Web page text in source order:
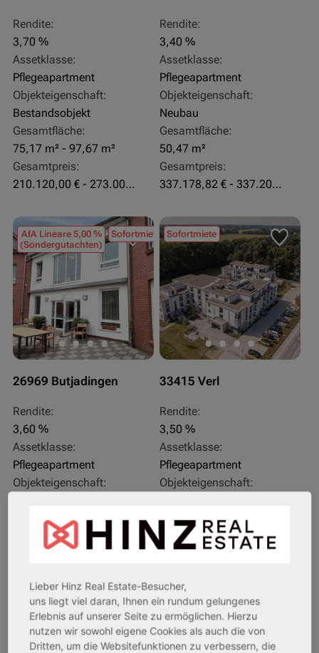
Rendite:
3,70 %
Assetklasse:
Pflegeapartment
Objekteigenschaft:
Bestandsobjekt
Gesamtfläche:
75,17 m² - 97,67 m²
Gesamtpreis:
210.120,00 € - 273.003,24 €
Rendite:
3,40 %
Assetklasse:
Pflegeapartment
Objekteigenschaft:
Neubau
Gesamtfläche:
50,47 m²
Gesamtpreis:
337.178,82 € - 337.207,06 €
AfA Lineare 5,00 %
(Sondergutachten)
Sofortmiete
26969 Butjadingen
Rendite:
3,60 %
Assetklasse:
Pflegeapartment
Objekteigenschaft:
Gesamtfläche:
41,59 m² - 62,15 m²
Gesamtpreis:
Sofortmiete
33415 Verl
Rendite:
3,50 %
Assetklasse:
Pflegeapartment
Objekteigenschaft:
Gesamtfläche:
50,95 m² - 56,21 m²
Gesamtpreis:
AfA Degressive 5,00 % Sofortmiete
Lieber Hinz Real Estate-Besucher,
uns liegt viel daran, Ihnen ein rundum gelungenes
Erlebnis auf unserer Seite zu ermöglichen. Hierzu
nutzen wir sowohl eigene Cookies als auch die von
Dritten, um die Websitefunktionen zu verbessern, die